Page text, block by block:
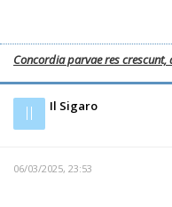
Concordia parvae res
Il Il Sigaro
06/03/2025, 23:53